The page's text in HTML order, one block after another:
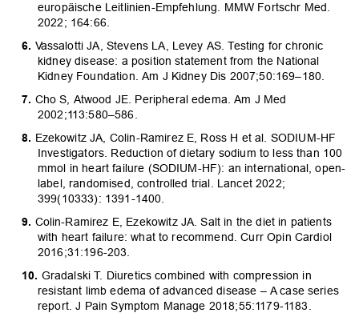
europäische Leitlinien-Empfehlung. MMW Fortschr Med.
2022; 164:66.
Vassalotti JA, Stevens LA, Levey AS. Testing for chronic
kidney disease: a position statement from the National
Kidney Foundation. Am J Kidney Dis 2007;50:169–180.
Cho S, Atwood JE. Peripheral edema. Am J Med
2002;113:580–586.
Ezekowitz JA, Colin-Ramirez E, Ross H et al. SODIUM-HF
Investigators. Reduction of dietary sodium to less than 100
mmol in heart failure (SODIUM-HF): an international, open-
label, randomised, controlled trial. Lancet 2022;
399(10333): 1391-1400.
Colin-Ramirez E, Ezekowitz JA. Salt in the diet in patients
with heart failure: what to recommend. Curr Opin Cardiol
2016;31:196-203.
Gradalski T. Diuretics combined with compression in
resistant limb edema of advanced disease – A case series
report. J Pain Symptom Manage 2018;55:1179-1183.